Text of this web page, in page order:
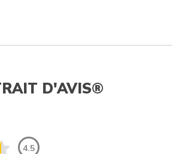
D'AVIS®
4.5